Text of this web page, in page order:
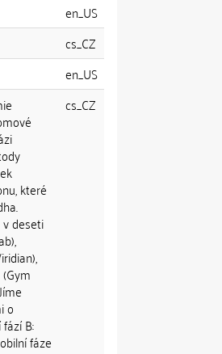
en_US
cs_CZ
en_US
které
deseti
o
B:
fáze
cs_CZ